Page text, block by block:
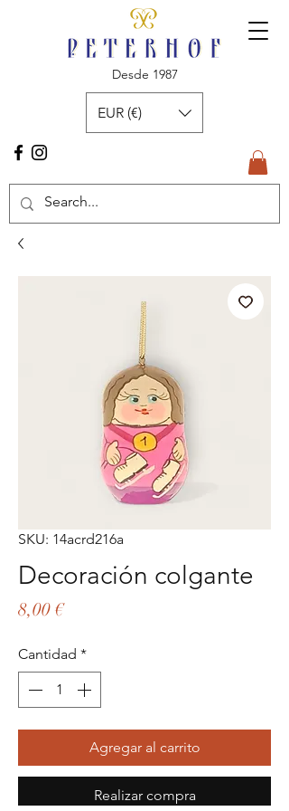
Desde 1987
EUR (€)
SKU: 14acrd216a
Decoración colgante
8,00 €Precio
Cantidad *
Agregar al carrito
Realizar compra